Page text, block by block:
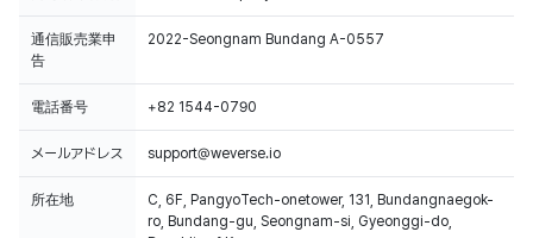
通信販売業申
告
2022-Seongnam Bundang A-0557
電話番号 +82 1544-0790
メールアドレス support@weverse.io
所在地
C, 6F, PangyoTech-onetower, 131, Bundangnaegok-
ro, Bundang-gu, Seongnam-si, Gyeonggi-do,